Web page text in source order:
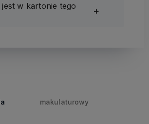
w kartonie tego
makulaturowy